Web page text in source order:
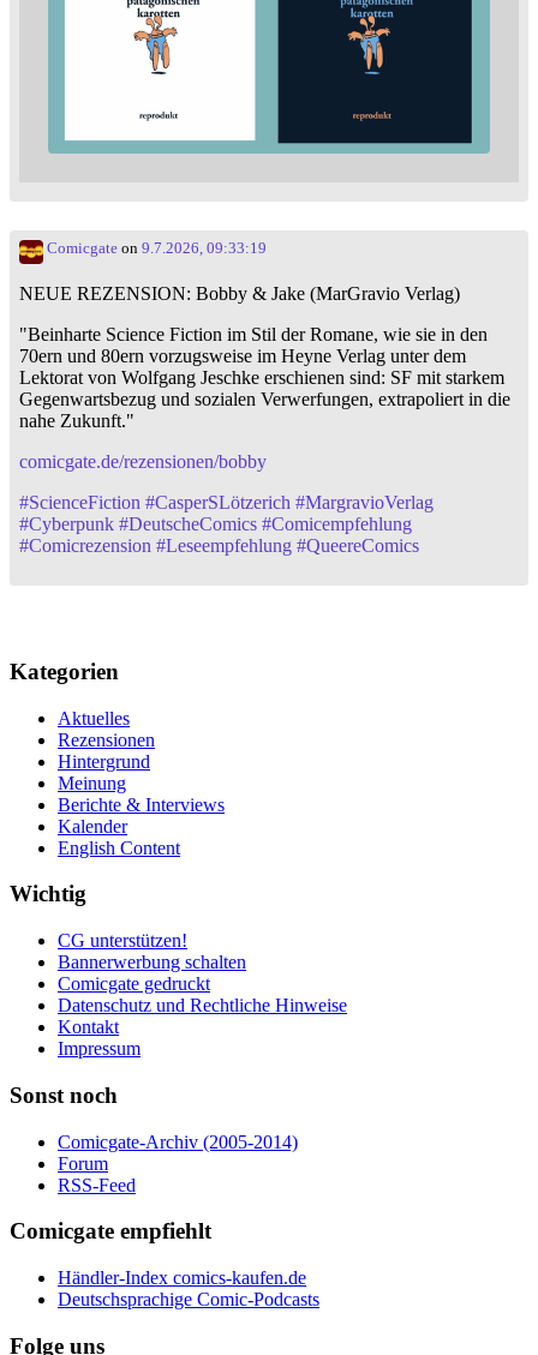
Comicgate on 9.7.2026, 09:33:19
NEUE REZENSION: Bobby & Jake (MarGravio Verlag)
"Beinharte Science Fiction im Stil der Romane, wie sie in den
70ern und 80ern vorzugsweise im Heyne Verlag unter dem
Lektorat von Wolfgang Jeschke erschienen sind: SF mit starkem
Gegenwartsbezug und sozialen Verwerfungen, extrapoliert in die
nahe Zukunft."
comicgate.de/rezensionen/bobby
#ScienceFiction #CasperSLötzerich #MargravioVerlag
#Cyberpunk #DeutscheComics #Comicempfehlung
#Comicrezension #Leseempfehlung #QueereComics
Kategorien
Aktuelles
Rezensionen
Hintergrund
Meinung
Berichte & Interviews
Kalender
English Content
Wichtig
CG unterstützen!
Bannerwerbung schalten
Comicgate gedruckt
Datenschutz und Rechtliche Hinweise
Kontakt
Impressum
Sonst noch
Comicgate-Archiv (2005-2014)
Forum
RSS-Feed
Comicgate empfiehlt
Händler-Index comics-kaufen.de
Deutschsprachige Comic-Podcasts
Folge uns